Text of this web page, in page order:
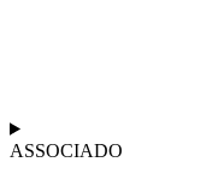
ASSOCIADO